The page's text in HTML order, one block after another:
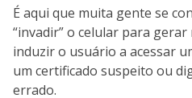
É aqui que muita gente se
“invadir” o celular para gerar
induzir o usuário a acessar
um certificado suspeito ou
errado.